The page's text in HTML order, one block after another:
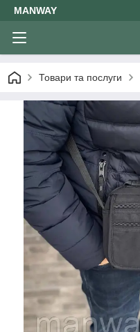
MANWAY
Товари та послуги